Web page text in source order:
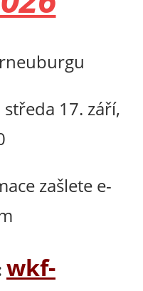
středa 17. září,
zašlete e-
wkf-